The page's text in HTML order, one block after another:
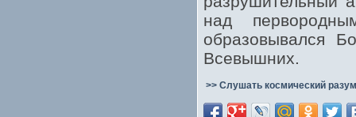
над
образовывался
Всевышних.
>> Слушать космический